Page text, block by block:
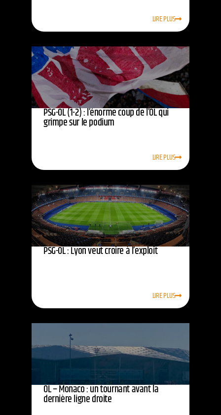
LIRE PLUS
PSG-OL (1-2) : l’énorme coup de l’OL qui
grimpe sur le podium
LIRE PLUS
PSG-OL : Lyon veut croire à l’exploit
LIRE PLUS
OL – Monaco : un tournant avant la
dernière ligne droite